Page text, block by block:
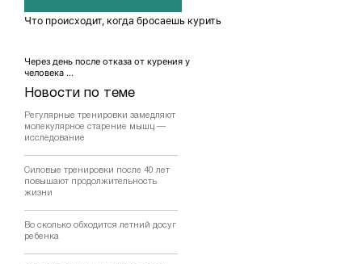
Новости по теме
Регулярные тренировки замедляют
молекулярное старение мышц —
исследование
Силовые тренировки после 40 лет
повышают продолжительность
жизни
Во сколько обходится летний досуг
ребенка
Что происходит, когда бросаешь курить
Через день после отказа от курения у
человека ...